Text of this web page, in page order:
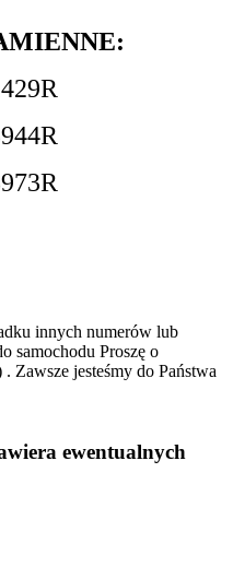
innych numerów lub
samochodu Proszę o
Zawsze jesteśmy do Państwa
ewentualnych